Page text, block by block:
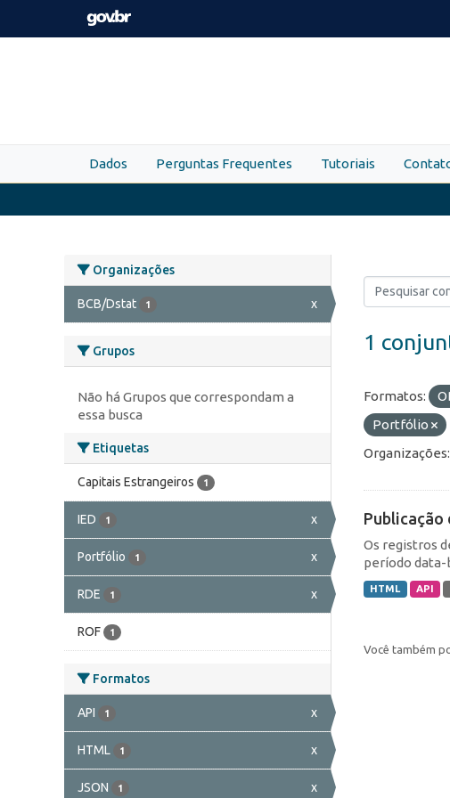
Skip to main content
Dados Perguntas Frequentes Tutoriais
Organizações
BCB/Dstat 1 x
Grupos
Não há Grupos que correspondam a
essa busca
Etiquetas
Capitais Estrangeiros 1
IED 1 x
Portfólio 1 x
RDE 1 x
ROF 1
Formatos
API 1 x
HTML 1 x
JSON 1 x
1
Formatos:
Portfólio
Organizações:
Os registros
período data-
HTML API
Você também